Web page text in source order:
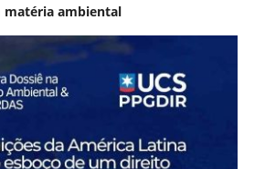
ambiental